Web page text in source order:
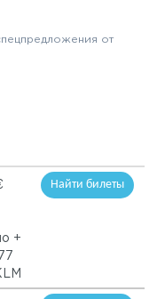
от
+
Найти билеты